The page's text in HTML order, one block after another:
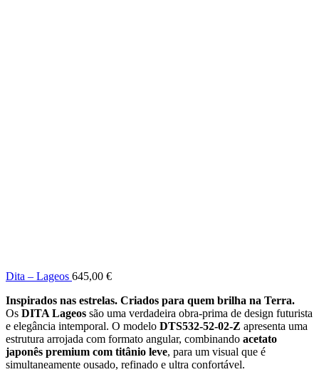
Dita – Lageos 645,00 €
Inspirados nas estrelas. Criados para quem brilha na Terra.
Os DITA Lageos são uma verdadeira obra-prima de design futurista
e elegância intemporal. O modelo DTS532-52-02-Z apresenta uma
estrutura arrojada com formato angular, combinando acetato
japonês premium com titânio leve, para um visual que é
simultaneamente ousado, refinado e ultra confortável.